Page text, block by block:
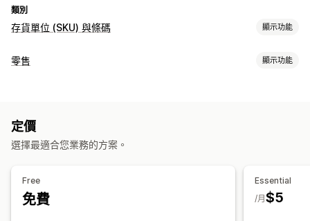
類別
存貨單位 (SKU) 與條碼 顯示功能
條碼管理
自動產生
標籤列印
裝箱單
零售 顯示功能
員工管理
成效追蹤
定價
選擇最適合您業務的方案。
Free
免費
Essential
$5
/月